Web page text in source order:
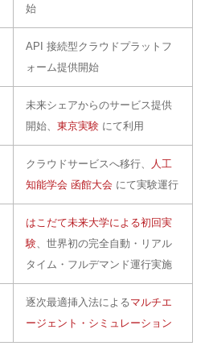
始
API 接続型クラウドプラットフ
ォーム提供開始
未来シェアからのサービス提供
開始、 東京実験 にて利用
クラウドサービスへ移行、
人工
知能学会 函館大会 にて実験運行
はこだて未来大学による初回実
験、世界初の完全自動・リアル
タイム・フルデマンド運行実施
逐次最適挿入法によるマルチエ
ージェント・シミュレーション